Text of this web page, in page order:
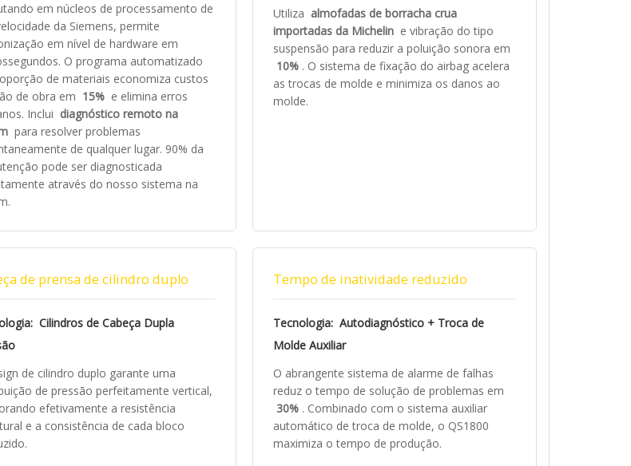
em núcleos de processamento de
da Siemens, permite
em nível de hardware em
O programa automatizado
de materiais economiza custos
de obra em 15% e elimina erros
Inclui diagnóstico remoto na
para resolver problemas
de qualquer lugar. 90% da
pode ser diagnosticada
através do nosso sistema na
Utiliza almofadas de borracha crua
importadas da Michelin e vibração do tipo
suspensão para reduzir a poluição sonora em
10% . O sistema de fixação do airbag acelera
as trocas de molde e minimiza os danos ao
molde.
de prensa de cilindro duplo
Cilindros de Cabeça Dupla
de cilindro duplo garante uma
de pressão perfeitamente vertical,
efetivamente a resistência
e a consistência de cada bloco
Tempo de inatividade reduzido
Tecnologia: Autodiagnóstico + Troca de
Molde Auxiliar
O abrangente sistema de alarme de falhas
reduz o tempo de solução de problemas em
30% . Combinado com o sistema auxiliar
automático de troca de molde, o QS1800
maximiza o tempo de produção.